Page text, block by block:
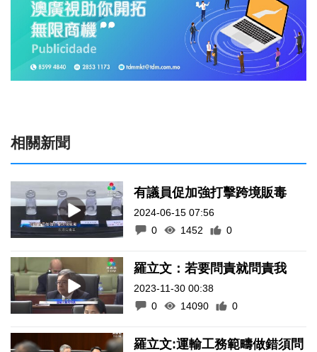
相關新聞
有議員促加強打擊跨境販毒
2024-06-15 07:56
0
1452 0
羅立文：若要問責就問責我
2023-11-30 00:38
0
14090 0
羅立文:運輸工務範疇做錯須問